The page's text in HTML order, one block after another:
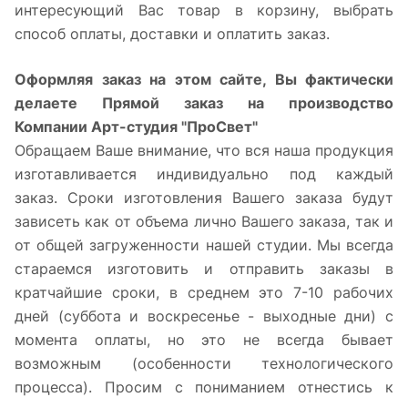
интересующий Вас товар в корзину, выбрать
способ оплаты, доставки и оплатить заказ.
Оформляя заказ на этом сайте, Вы фактически
делаете Прямой заказ на производство
Компании Арт-студия "ПроСвет"
Обращаем Ваше внимание, что вся наша продукция
изготавливается индивидуально под каждый
заказ. Сроки изготовления Вашего заказа будут
зависеть как от объема лично Вашего заказа, так и
от общей загруженности нашей студии. Мы всегда
стараемся изготовить и отправить заказы в
кратчайшие сроки, в среднем это 7-10 рабочих
дней (суббота и воскресенье - выходные дни) с
момента оплаты, но это не всегда бывает
возможным (особенности технологического
процесса). Просим с пониманием отнестись к